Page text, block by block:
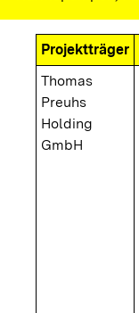
Projektträger
Thomas
Preuhs
Holding
GmbH